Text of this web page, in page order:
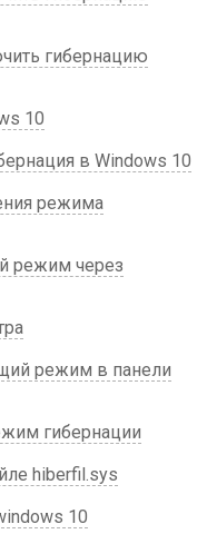
гибернацию
10
в Windows 10
режима
режим через
режим в панели
гибернации
hiberfil.sys
10